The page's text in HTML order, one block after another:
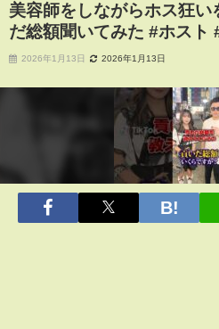
美容師をしながらホス狂い
だ総額聞いてみた #ホス
2026年1月13日 2026年1月13日